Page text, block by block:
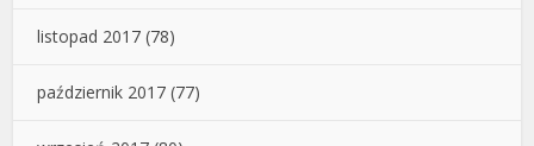
listopad 2017 (78)
październik 2017 (77)